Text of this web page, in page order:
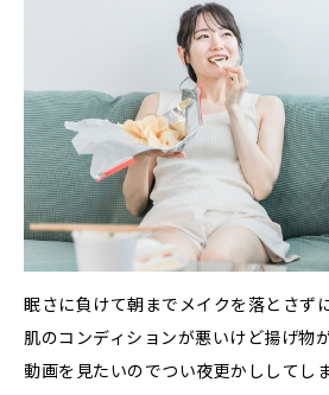
眠さに負けて朝までメイクを落とさず
肌のコンディションが悪いけど揚げ物
動画を見たいのでつい夜更かししてし